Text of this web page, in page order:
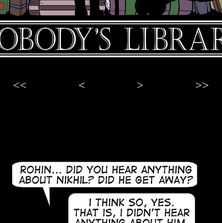
<< < > >>